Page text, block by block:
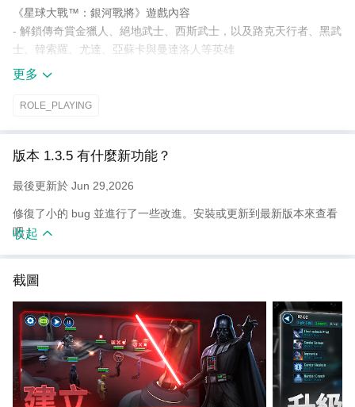
《星球大戰™：銀河戰將》遊戲內容
- 解鎖傳奇賞金獵人、絕地武士、西斯武士，以及路克天行者、黑武
士、韓索羅、尤達、亞蘇卡與曼達洛人等英雄
- 戰鬥、升級並強化英雄，在戰略回合制 RPG 遊戲中建立精英隊伍
中的 PvE / PvP 對戰
- 面對輪番上陣的《星球大戰》對手，如戴克斯、祖塔茲、海盜 AT-
- 攀升排名以獲得排行榜榮譽，賺取頂級獎勵及材料
在銀河宇宙飛船的戰鬥中一決高下
- 招募英雄來駕駛你的船艦，並解鎖強大的船艦能力以建立你的艦隊
遊玩充滿策略性的回合制 RPG 遊戲
- 部署援軍，反擊敵人，並在 PvE / PvP RPG 遊戲中掌握戰術戰鬥
- 在回合制線上多人遊戲中與你的公會合作，制霸領土爭奪戰鬥及戰
爭
- 收集史詩般的戰利品，升級你的陣容，並在這個動作角色扮演遊戲
更多
ROLE_PLAYING
版本 1.3.5 有什麼新功能？
最後更新於 Jun 29,2026
修復了小的 bug 並進行了一些改進。安裝或更新到最新版本來查看
吧！
收起
截圖